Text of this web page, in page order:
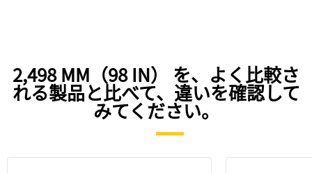
2,498 MM（98 IN） を、よく比較さ
れる製品と比べて、違いを確認して
みてください。